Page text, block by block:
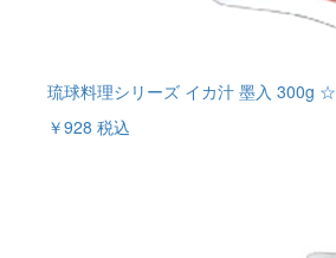
琉球料理シリーズ イカ汁 墨入 300g ☆
￥928 税込